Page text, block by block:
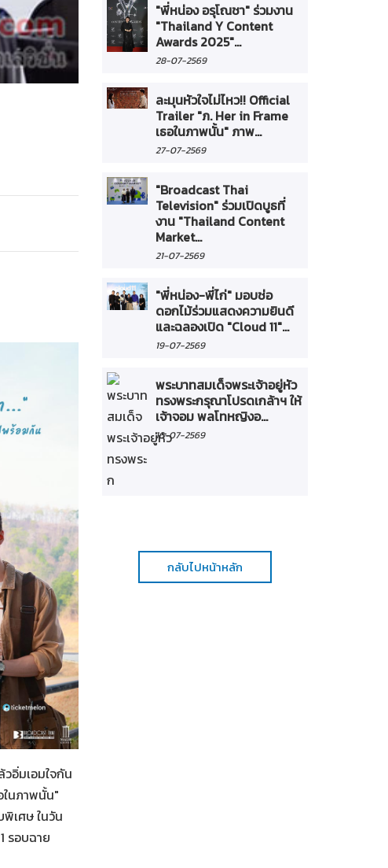
พนั้น
อิ่มเอมใจกัน
นภาพนั้น"
เศษ ในวัน
รอบฉาย
"พี่หน่อง อรุโณชา" ร่วมงาน
"Thailand Y Content
Awards 2025"...
28-07-2569
ละมุนหัวใจไม่ไหว!! Official
Trailer "ภ. Her in Frame
เธอในภาพนั้น" ภาพ...
27-07-2569
"Broadcast Thai
Television" ร่วมเปิดบูธที่
งาน "Thailand Content
Market...
21-07-2569
"พี่หน่อง-พี่ไก่" มอบช่อ
ดอกไม้ร่วมแสดงความยินดี
และฉลองเปิด "Cloud 11"...
19-07-2569
พระบาทสมเด็จพระเจ้าอยู่หัว
ทรงพระกรุณาโปรดเกล้าฯ ให้
เจ้าจอม พลโทหญิงอ...
16-07-2569
กลับไปหน้าหลัก